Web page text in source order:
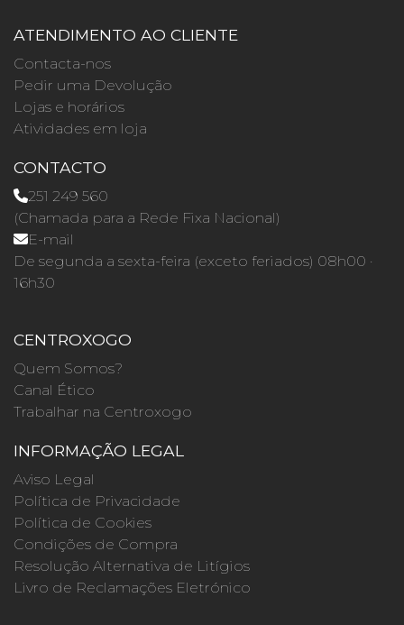
ATENDIMENTO AO CLIENTE
Contacta-nos
Pedir uma Devolução
Lojas e horários
Atividades em loja
CONTACTO
251 249 560
(Chamada para a Rede Fixa Nacional)
E-mail
De segunda a sexta-feira (exceto feriados) 08h00 ·
16h30
CENTROXOGO
Quem Somos?
Canal Ético
Trabalhar na Centroxogo
INFORMAÇÃO LEGAL
Aviso Legal
Política de Privacidade
Política de Cookies
Condições de Compra
Resolução Alternativa de Litígios
Livro de Reclamações Eletrónico